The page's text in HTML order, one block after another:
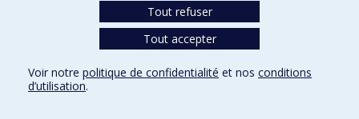
Conditions d’utilisation
Tout refuser
Tout accepter
Voir notre politique de confidentialité et nos conditions
d’utilisation.